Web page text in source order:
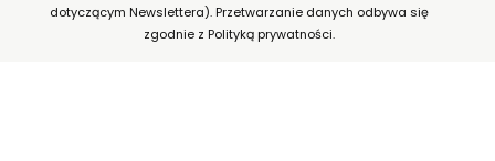
dotyczącym Newslettera). Przetwarzanie danych odbywa się
zgodnie z Polityką prywatności.